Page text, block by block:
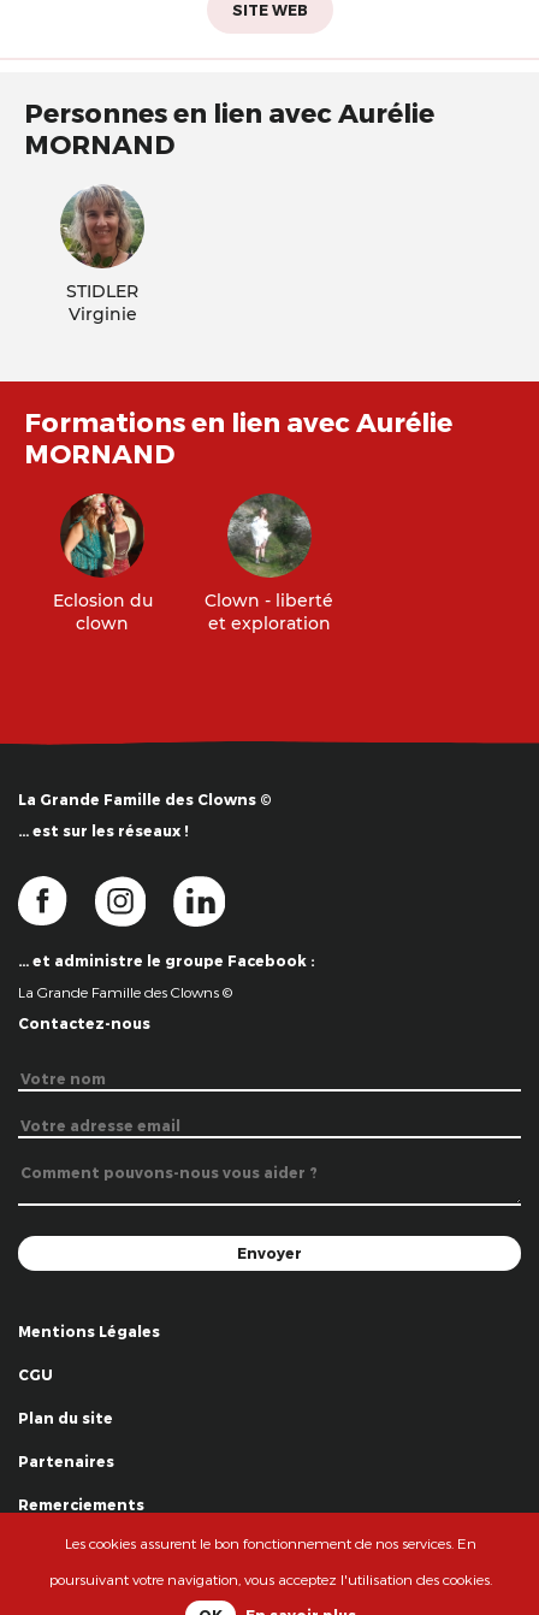
SITE WEB
Personnes en lien avec Aurélie
MORNAND
STIDLER
Virginie
Formations en lien avec Aurélie
MORNAND
Eclosion du
clown
Clown - liberté
et exploration
La Grande Famille des Clowns ©
… est sur les réseaux !
… et administre le groupe Facebook :
La Grande Famille des Clowns ©
Contactez-nous
Mentions Légales
CGU
Plan du site
Partenaires
Remerciements
Les cookies assurent le bon fonctionnement de nos services. En
poursuivant votre navigation, vous acceptez l'utilisation des cookies.